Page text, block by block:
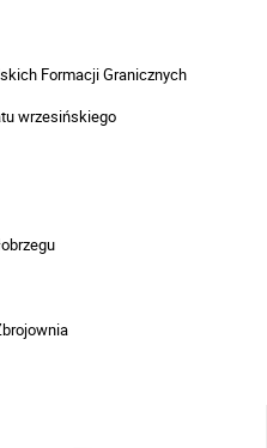
Formacji Granicznych
wrzesińskiego